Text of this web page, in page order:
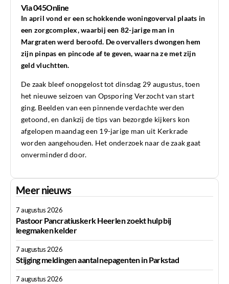
Via 045Online
In april vond er een schokkende woningoverval plaats in
een zorgcomplex, waarbij een 82-jarige man in
Margraten werd beroofd. De overvallers dwongen hem
zijn pinpas en pincode af te geven, waarna ze met zijn
geld vluchtten.
De zaak bleef onopgelost tot dinsdag 29 augustus, toen
het nieuwe seizoen van Opsporing Verzocht van start
ging. Beelden van een pinnende verdachte werden
getoond, en dankzij de tips van bezorgde kijkers kon
afgelopen maandag een 19-jarige man uit Kerkrade
worden aangehouden. Het onderzoek naar de zaak gaat
onverminderd door.
Meer nieuws
7 augustus 2026
Pastoor Pancratiuskerk Heerlen zoekt hulp bij
leegmaken kelder
7 augustus 2026
Stijging meldingen aantal nepagenten in Parkstad
7 augustus 2026